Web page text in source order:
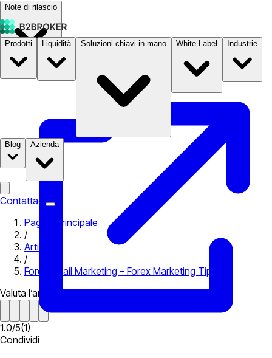
Note di rilascio
PrezziB2STORE
Prodotti Liquidità Soluzioni chiavi in mano White Label Industrie
Blog Azienda
Contattaci
Pagina principale
/
Articoli
/
Forex Email Marketing – Forex Marketing Tips
Valuta l’articolo
1.0/5(1)
Condividi